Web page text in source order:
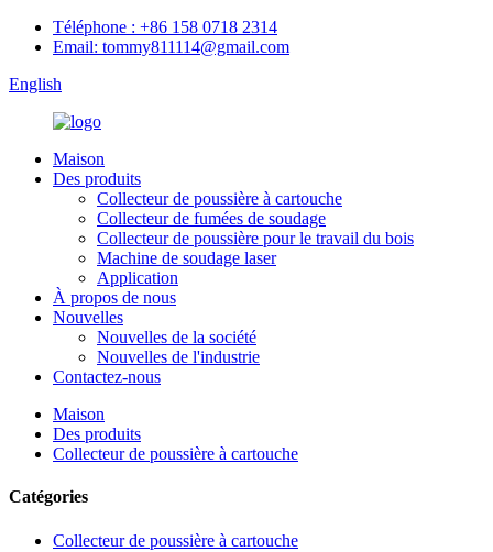
Téléphone : +86 158 0718 2314
Email: tommy811114@gmail.com
English
Maison
Des produits
Collecteur de poussière à cartouche
Collecteur de fumées de soudage
Collecteur de poussière pour le travail du bois
Machine de soudage laser
Application
À propos de nous
Nouvelles
Nouvelles de la société
Nouvelles de l'industrie
Contactez-nous
Maison
Des produits
Collecteur de poussière à cartouche
Catégories
Collecteur de poussière à cartouche